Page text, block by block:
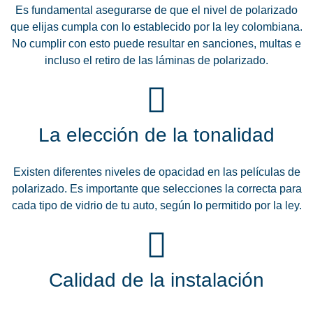
Es fundamental asegurarse de que el nivel de polarizado
que elijas cumpla con lo establecido por la ley colombiana.
No cumplir con esto puede resultar en sanciones, multas e
incluso el retiro de las láminas de polarizado.
La elección de la tonalidad
Existen diferentes niveles de opacidad en las películas de
polarizado. Es importante que selecciones la correcta para
cada tipo de vidrio de tu auto, según lo permitido por la ley.
Calidad de la instalación